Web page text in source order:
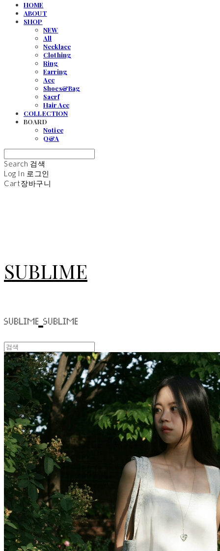
HOME
ABOUT
SHOP
NEW
All
Necklace
Clothing
Ring
Earring
Acc
Shoes&Bag
Sacrf
Hair Acc
COLLECTION
BOARD
Notice
Q&A
Search 검색
Log In 로그인
Cart장바구니
SUBLIME